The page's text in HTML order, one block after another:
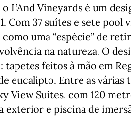
L’And Vineyards é um
Com 37 suítes e sete pool
uma “espécie” de
na natureza. O
tapetes feitos à mão em
eucalipto. Entre as várias
View Suites, com 120
exterior e piscina de